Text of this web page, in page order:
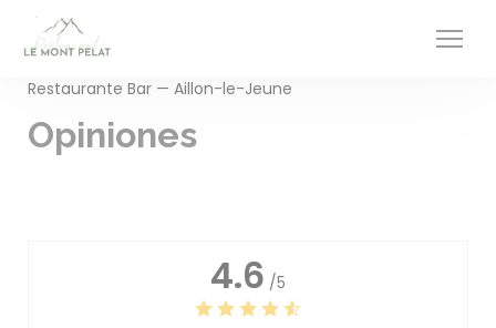
Personalización de sus opciones de cookies
Restaurante Bar — Aillon-le-Jeune
Opiniones
4.6 /5